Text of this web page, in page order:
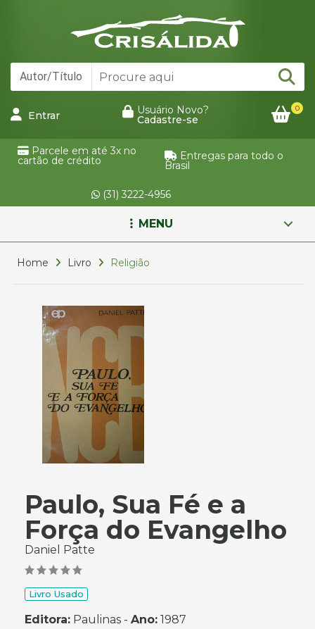
Entrar Usuário Novo?
Cadastre-se
0
Parcele em até 3x no
cartão de crédito Entregas para todo o
Brasil
(31) 3222-4956
MENU
Home Livro Religião
Paulo, Sua Fé e a
Força do Evangelho
Daniel Patte
Livro Usado
Editora: Paulinas - Ano: 1987